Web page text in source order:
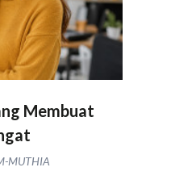
Membuat
MUTHIA